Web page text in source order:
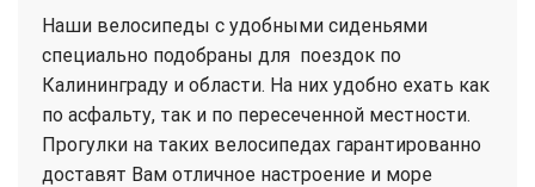
Наши велосипеды с удобными сиденьями
специально подобраны для поездок по
Калининграду и области. На них удобно ехать как
по асфальту, так и по пересеченной местности.
Прогулки на таких велосипедах гарантированно
доставят Вам отличное настроение и море